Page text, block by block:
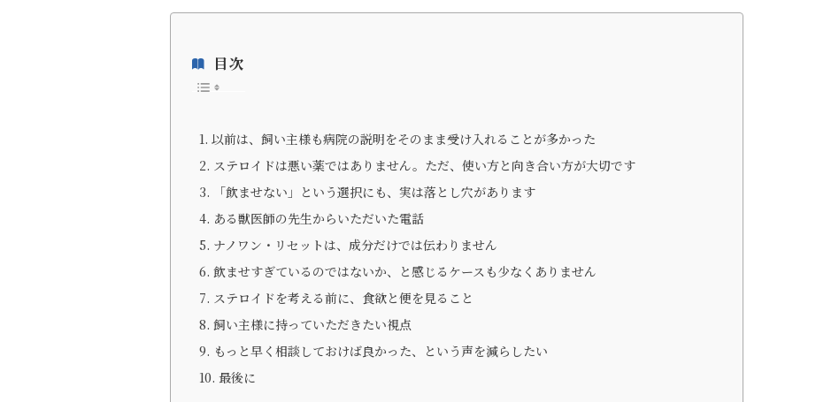
目次
以前は、飼い主様も病院の説明をそのまま受け入れることが多かった
ステロイドは悪い薬ではありません。ただ、使い方と向き合い方が大切です
「飲ませない」という選択にも、実は落とし穴があります
ある獣医師の先生からいただいた電話
ナノワン・リセットは、成分だけでは伝わりません
飲ませすぎているのではないか、と感じるケースも少なくありません
ステロイドを考える前に、食欲と便を見ること
飼い主様に持っていただきたい視点
もっと早く相談しておけば良かった、という声を減らしたい
最後に